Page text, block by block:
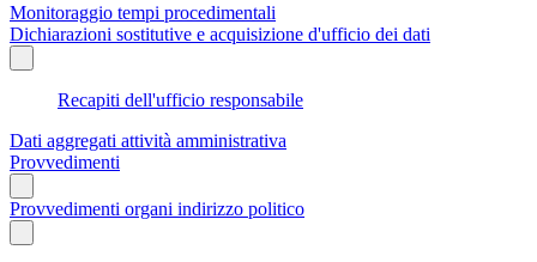
Monitoraggio tempi procedimentali
Dichiarazioni sostitutive e acquisizione d'ufficio dei dati
Recapiti dell'ufficio responsabile
Dati aggregati attività amministrativa
Provvedimenti
Provvedimenti organi indirizzo politico